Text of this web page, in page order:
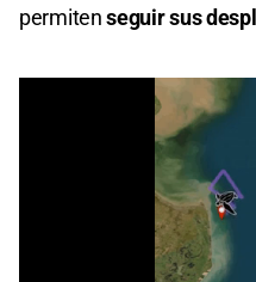
permitenseguir sus